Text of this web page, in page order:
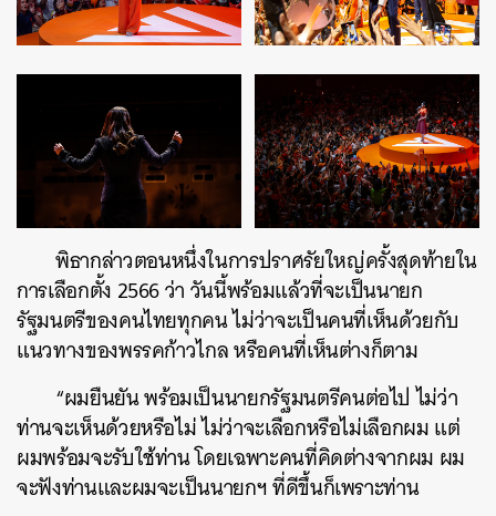
พิธากล่าวตอนหนึ่งในการปราศรัยใหญ่ครั้งสุดท้ายใน
การเลือกตั้ง 2566 ว่า วันนี้พร้อมแล้วที่จะเป็นนายก
รัฐมนตรีของคนไทยทุกคน ไม่ว่าจะเป็นคนที่เห็นด้วยกับ
แนวทางของพรรคก้าวไกล หรือคนที่เห็นต่างก็ตาม
“ผมยืนยัน พร้อมเป็นนายกรัฐมนตรีคนต่อไป ไม่ว่า
ท่านจะเห็นด้วยหรือไม่ ไม่ว่าจะเลือกหรือไม่เลือกผม แต่
ผมพร้อมจะรับใช้ท่าน โดยเฉพาะคนที่คิดต่างจากผม ผม
จะฟังท่านและผมจะเป็นนายกฯ ที่ดีขึ้นก็เพราะท่าน